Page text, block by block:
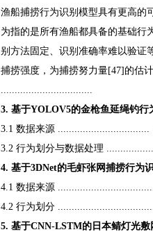
渔船捕捞行为识别模型具有更高的
为指的是所有渔船都具备的基础行
别方法固定、识别准确率难以验证
捕捞强度，为捕捞努力量[47]的估
3. 基于YOLOV5的金枪鱼延绳钓
3.1 数据来源 .................................
3.2 行为划分与数据处理
4. 基于3DNet的毛虾张网捕捞行为
4.1 数据来源
4.2 行为划分
5. 基于CNN-LSTM的日本鲭灯光